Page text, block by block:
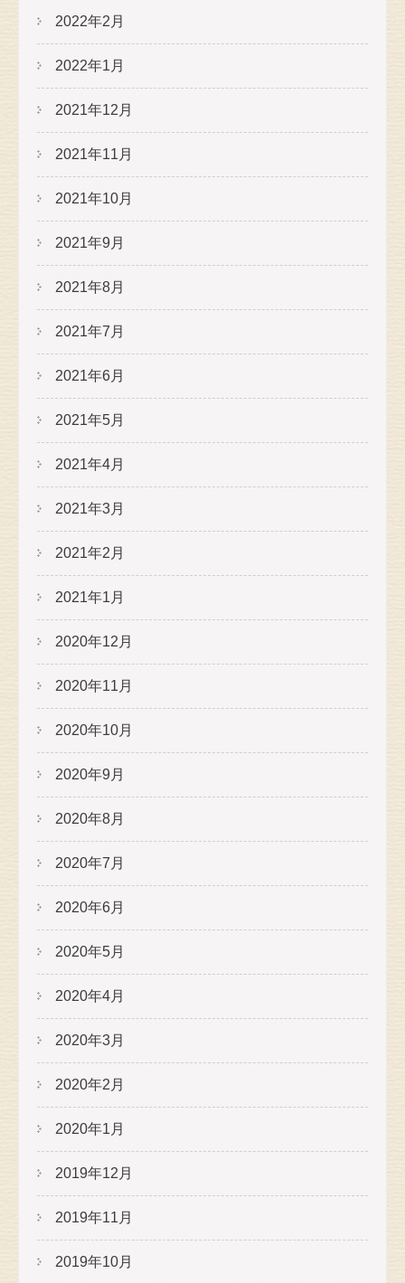
2022年2月
2022年1月
2021年12月
2021年11月
2021年10月
2021年9月
2021年8月
2021年7月
2021年6月
2021年5月
2021年4月
2021年3月
2021年2月
2021年1月
2020年12月
2020年11月
2020年10月
2020年9月
2020年8月
2020年7月
2020年6月
2020年5月
2020年4月
2020年3月
2020年2月
2020年1月
2019年12月
2019年11月
2019年10月